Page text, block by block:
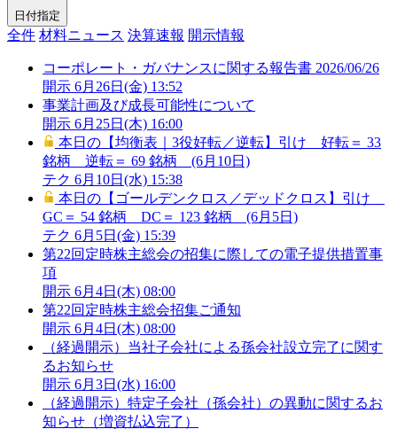
日付指定
全件 材料ニュース 決算速報 開示情報
コーポレート・ガバナンスに関する報告書 2026/06/26
開示 6月26日(金) 13:52
事業計画及び成長可能性について
開示 6月25日(木) 16:00
本日の【均衡表｜3役好転／逆転】引け 好転＝ 33
銘柄 逆転＝ 69 銘柄 (6月10日)
テク 6月10日(水) 15:38
本日の【ゴールデンクロス／デッドクロス】引け
GC＝ 54 銘柄 DC＝ 123 銘柄 (6月5日)
テク 6月5日(金) 15:39
第22回定時株主総会の招集に際しての電子提供措置事
項
開示 6月4日(木) 08:00
第22回定時株主総会招集ご通知
開示 6月4日(木) 08:00
（経過開示）当社子会社による孫会社設立完了に関す
るお知らせ
開示 6月3日(水) 16:00
（経過開示）特定子会社（孫会社）の異動に関するお
知らせ（増資払込完了）